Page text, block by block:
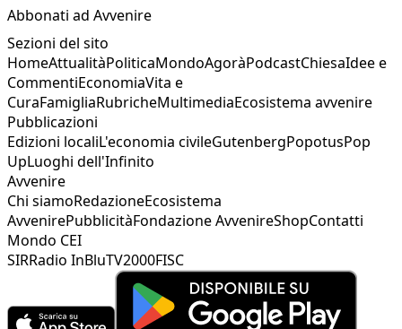
Abbonati ad Avvenire
Sezioni del sito
HomeAttualitàPoliticaMondoAgoràPodcastChiesaIdee e
CommentiEconomiaVita e
CuraFamigliaRubricheMultimediaEcosistema avvenire
Pubblicazioni
Edizioni localiL'economia civileGutenbergPopotusPop
UpLuoghi dell'Infinito
Avvenire
Chi siamoRedazioneEcosistema
AvvenirePubblicitàFondazione AvvenireShopContatti
Mondo CEI
SIRRadio InBluTV2000FISC